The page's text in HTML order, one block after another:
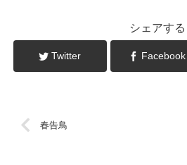
シェアする
Twitter Facebook
春告鳥